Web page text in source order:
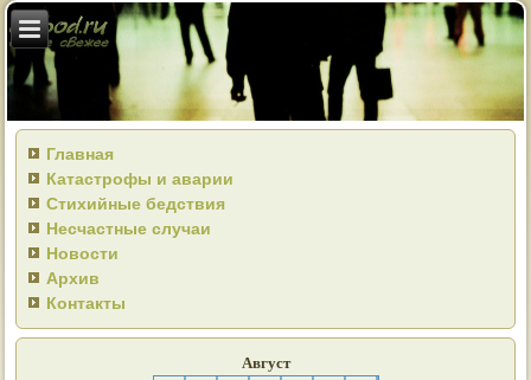
Главная
Катастрофы и аварии
Стихийные бедствия
Несчастные случаи
Новости
Архив
Контакты
Август